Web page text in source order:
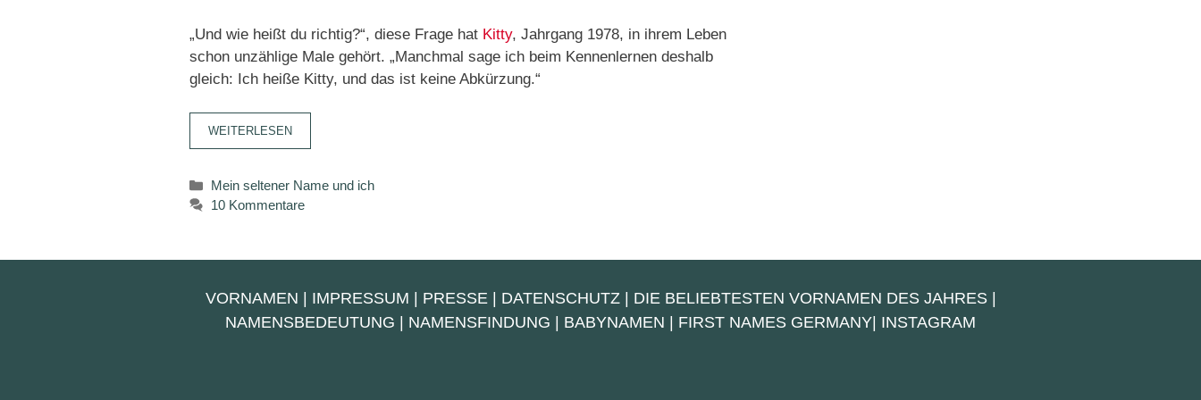
„Und wie heißt du richtig?“, diese Frage hat Kitty, Jahrgang 1978, in ihrem Leben
schon unzählige Male gehört. „Manchmal sage ich beim Kennenlernen deshalb
gleich: Ich heiße Kitty, und das ist keine Abkürzung.“
WEITERLESEN
Kategorien
Mein seltener Name und ich
10 Kommentare
VORNAMEN IMPRESSUM PRESSE| DATENSCHUTZ| DIE BELIEBTESTEN VORNAMEN DES JAHRES|
NAMENSBEDEUTUNG
NAMENSFINDUNG BABYNAMEN FIRST NAMES GERMANY INSTAGRAM